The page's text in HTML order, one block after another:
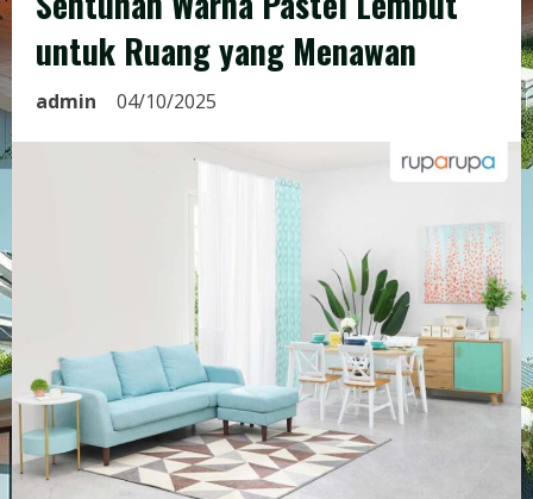
untuk Ruang yang Menawan
admin 04/10/2025